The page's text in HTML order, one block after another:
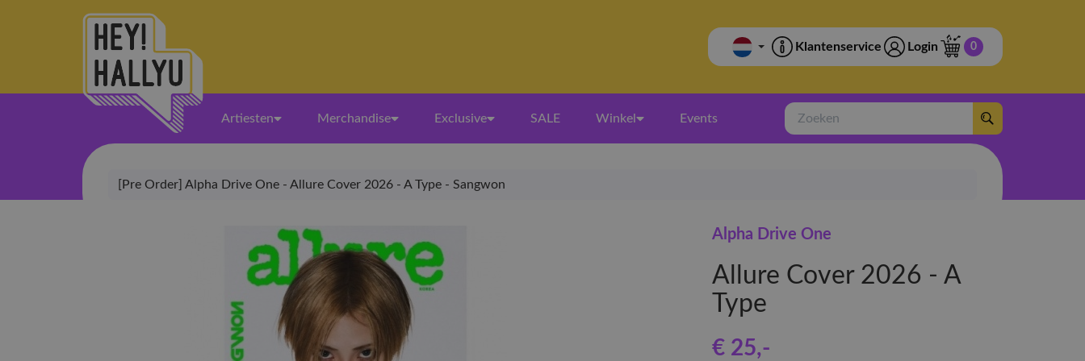
Klantenservice Login 0
Artiesten Merchandise Exclusive SALE Winkel Events
Zoeken
[Pre Order] Alpha Drive One - Allure Cover 2026 - A Type - Sangwon
Alpha Drive One
Allure Cover 2026 - A
Type
€ 25,-